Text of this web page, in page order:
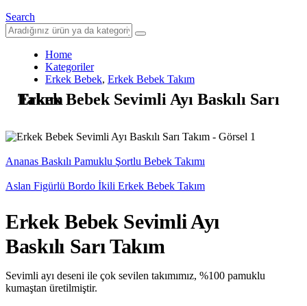
Search
Home
Kategoriler
Erkek Bebek, Erkek Bebek Takım
Erkek Bebek Sevimli Ayı Baskılı Sarı Takım
Ananas Baskılı Pamuklu Şortlu Bebek Takımı
Aslan Figürlü Bordo İkili Erkek Bebek Takım
Erkek Bebek Sevimli Ayı
Baskılı Sarı Takım
Sevimli ayı deseni ile çok sevilen takımımız, %100 pamuklu
kumaştan üretilmiştir.